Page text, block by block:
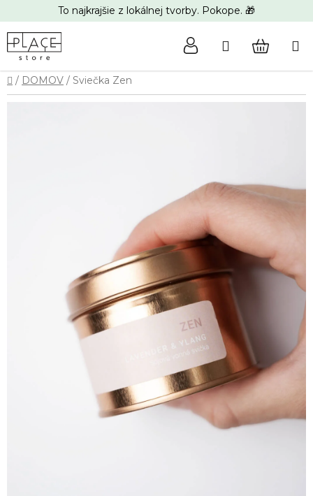
na
obsah
To najkrajšie z lokálnej tvorby. Pokope. 🎁
Hľadať
Domov
/ DOMOV / Sviečka Zen